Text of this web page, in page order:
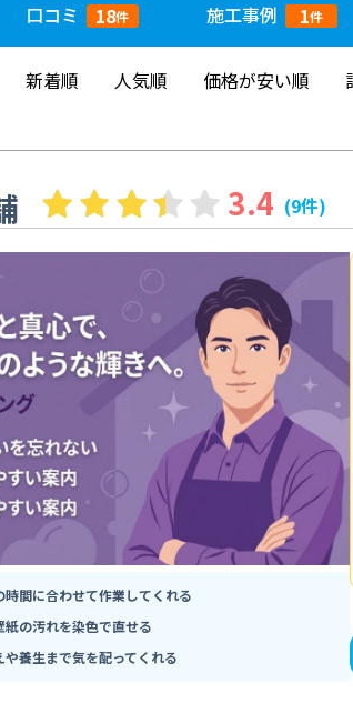
口コミ 18件 施工事例 1件
新着順 人気順 価格が安い順
3.4 (9件)
時間に合わせて作業してくれる
紙の汚れを染色で直せる
養生まで気を配ってくれる